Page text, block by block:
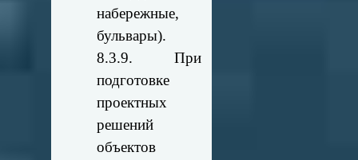
набережные,
бульвары).
8.3.9. При
подготовке
проектных
решений
объектов